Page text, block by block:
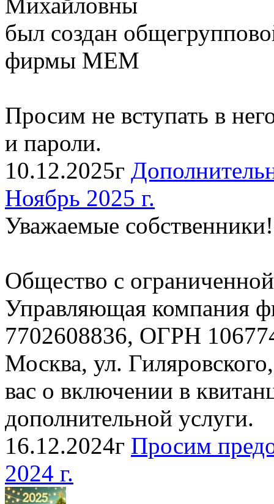
был создан
фирмы МЕМ
Просим не вступать в
и пароли.
10.12.2025г
Ноябрь 2025 г.
Уважаемые собственники!
Общество с
Управляющая
7702608836, ОГРН
Москва, ул.
вас о включении в
дополнительной услуги.
16.12.2024г Просим
2024 г.